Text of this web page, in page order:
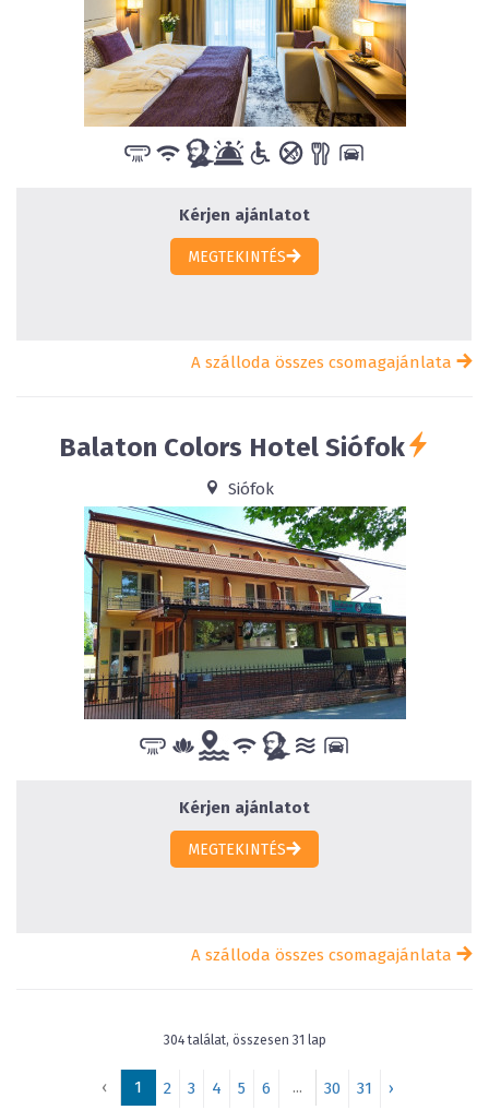
Kérjen ajánlatot
MEGTEKINTÉS
A szálloda összes csomagajánlata
Balaton Colors HotelSiófok
Siófok
Kérjen ajánlatot
MEGTEKINTÉS
A szálloda összes csomagajánlata
304 találat, összesen 31 lap
‹ 1 2 3 4 5 6 ... 30 31 ›